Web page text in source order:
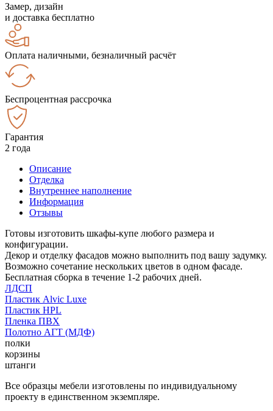
Замер, дизайн
и доставка бесплатно
Оплата наличными, безналичный расчёт
Беспроцентная рассрочка
Гарантия
2 года
Описание
Отделка
Внутреннее наполнение
Информация
Отзывы
Готовы изготовить шкафы-купе любого размера и
конфигурации.
Декор и отделку фасадов можно выполнить под вашу задумку.
Возможно сочетание нескольких цветов в одном фасаде.
Бесплатная сборка в течение 1-2 рабочих дней.
ЛДСП
Пластик Alvic Luxe
Пластик HPL
Пленка ПВХ
Полотно АГТ (МДФ)
полки
корзины
штанги
Все образцы мебели изготовлены по индивидуальному
проекту в единственном экземпляре.